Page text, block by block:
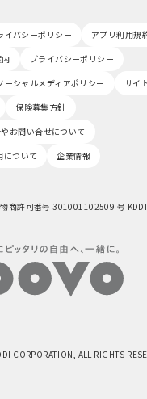
イバシーポリシー アプリ利用規
プライバシーポリシー
ーシャルメディアポリシー
サイ
保険募集方針
お問い合せについて
について
企業情報
商許可番号 301001102509 号
CORPORATION, ALL RIGHTS